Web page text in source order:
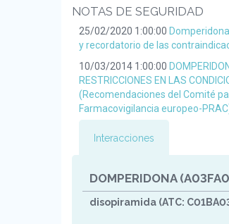
NOTAS DE SEGURIDAD
25/02/2020 1:00:00
y recordatorio de las
10/03/2014 1:00:00
RESTRICCIONES EN LAS
(Recomendaciones del Comité
Farmacovigilancia europeo-
Interacciones
DOMPERIDONA
disopiramida (ATC: